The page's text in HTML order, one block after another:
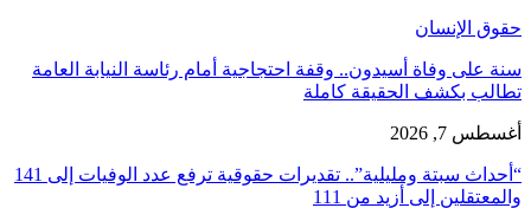
حقوق الإنسان
سنة على وفاة أسيدون.. وقفة احتجاجية أمام رئاسة النيابة العامة
تطالب بكشف الحقيقة كاملة
أغسطس 7, 2026
“أحداث سبتة ومليلية”.. تقديرات حقوقية ترفع عدد الوفيات إلى 141
والمعتقلين إلى أزيد من 111